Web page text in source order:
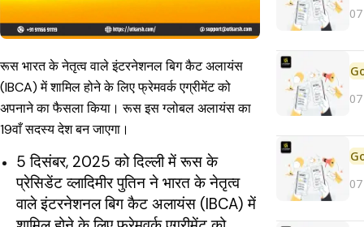
रूस भारत के नेतृत्व वाले इंटरनेशनल बिग कैट अलायंस
(IBCA) में शामिल होने के लिए फ्रेमवर्क एग्रीमेंट को
अपनाने का फैसला किया। रूस इस ग्लोबल अलायंस का
19वाँ सदस्य देश बन जाएगा।
5 दिसंबर, 2025 को दिल्ली में रूस के
प्रेसिडेंट व्लादिमीर पुतिन ने भारत के नेतृत्व
वाले इंटरनेशनल बिग कैट अलायंस (IBCA) में